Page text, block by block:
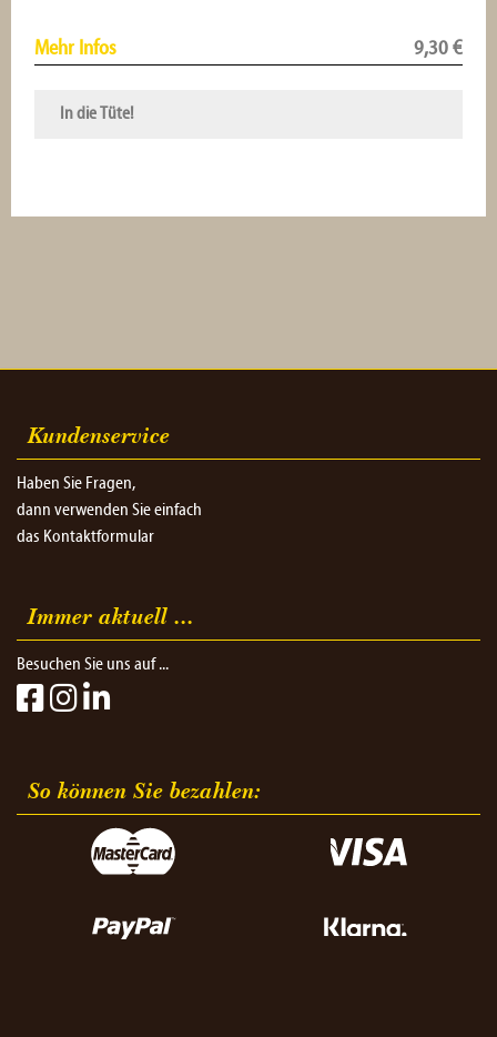
Mehr Infos 9,30 €
In die Tüte!
Kundenservice
Haben Sie Fragen,
dann verwenden Sie einfach
das Kontaktformular
Immer aktuell ...
Besuchen Sie uns auf ...
So können Sie bezahlen:​